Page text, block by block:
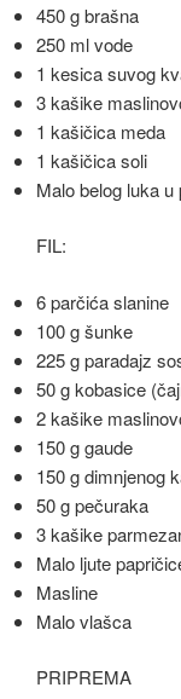
450 g brašna
250 ml vode
1 kesica suvog
3 kašike
1 kašičica meda
1 kašičica soli
Malo belog luka u
FIL:
6 parčića slanine
100 g šunke
225 g paradajz
50 g kobasice
2 kašike
150 g gaude
150 g dimnjenog
50 g pečuraka
3 kašike
Malo ljute
Masline
Malo vlašca
PRIPREMA